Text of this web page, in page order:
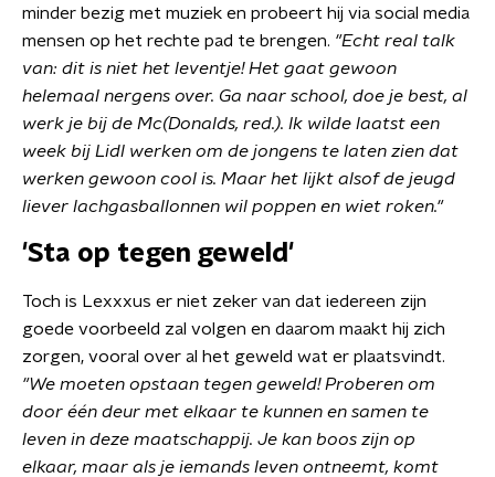
minder bezig met muziek en probeert hij via social media
mensen op het rechte pad te brengen. "Echt real talk
van: dit is niet het leventje! Het gaat gewoon
helemaal nergens over. Ga naar school, doe je best, al
werk je bij de Mc(Donalds, red.). Ik wilde laatst een
week bij Lidl werken om de jongens te laten zien dat
werken gewoon cool is. Maar het lijkt alsof de jeugd
liever lachgasballonnen wil poppen en wiet roken."
'Sta op tegen geweld'
Toch is Lexxxus er niet zeker van dat iedereen zijn
goede voorbeeld zal volgen en daarom maakt hij zich
zorgen, vooral over al het geweld wat er plaatsvindt.
"We moeten opstaan tegen geweld! Proberen om
door één deur met elkaar te kunnen en samen te
leven in deze maatschappij. Je kan boos zijn op
elkaar, maar als je iemands leven ontneemt, komt